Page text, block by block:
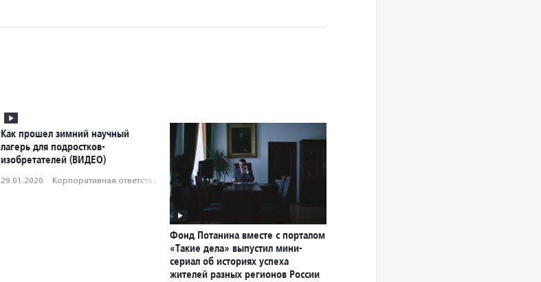
Как прошел зимний научный
лагерь для подростков-
изобретателей (ВИДЕО)
29.01.2020 · Корпоративная ответственность
Фонд Потанина вместе с порталом
«Такие дела» выпустил мини-
сериал об историях успеха
жителей разных регионов России